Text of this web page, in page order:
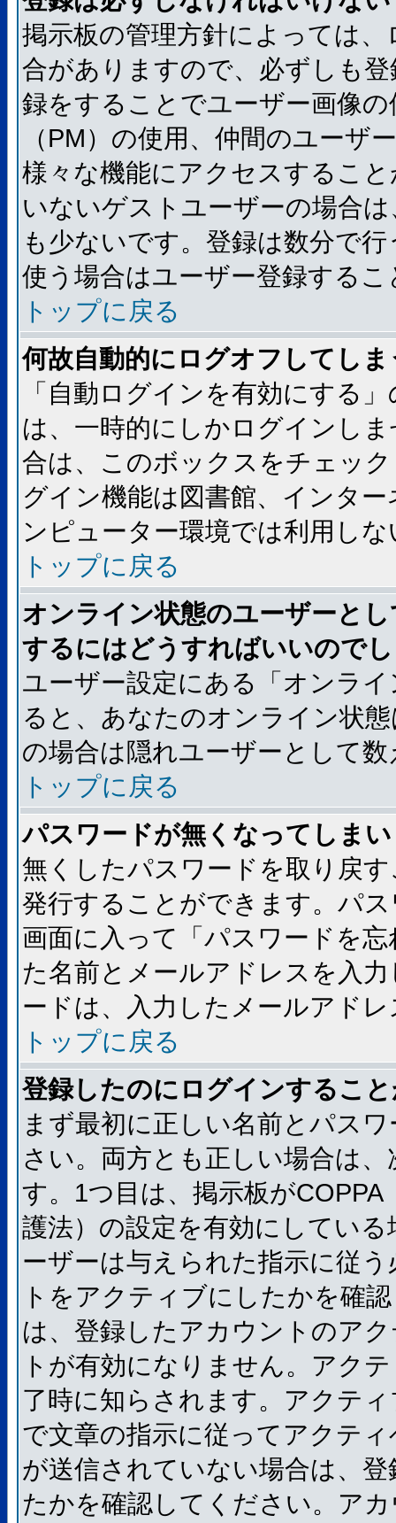
掲示板の管理方針によっては
合がありますので、必ずしも
録をすることでユーザー画像
（PM）の使用、仲間のユーザ
様々な機能にアクセスするこ
いないゲストユーザーの場合
も少ないです。登録は数分で
使う場合はユーザー登録する
トップに戻る
何故自動的にログオフしてし
「自動ログインを有効にする
は、一時的にしかログインし
合は、このボックスをチェッ
グイン機能は図書館、インタ
ンピューター環境では利用し
トップに戻る
オンライン状態のユーザーと
するにはどうすればいいので
ユーザー設定にある「オンラ
ると、あなたのオンライン状
の場合は隠れユーザーとして
トップに戻る
パスワードが無くなってしま
無くしたパスワードを取り戻
発行することができます。パ
画面に入って「パスワードを
た名前とメールアドレスを入
ードは、入力したメールアド
トップに戻る
登録したのにログインするこ
まず最初に正しい名前とパス
さい。両方とも正しい場合は
す。1つ目は、掲示板が
護法）の設定を有効にしてい
ーザーは与えられた指示に従
トをアクティブにしたかを確
は、登録したアカウントのア
トが有効になりません。アク
了時に知らされます。アクテ
で文章の指示に従ってアクテ
が送信されていない場合は、
たかを確認してください。ア